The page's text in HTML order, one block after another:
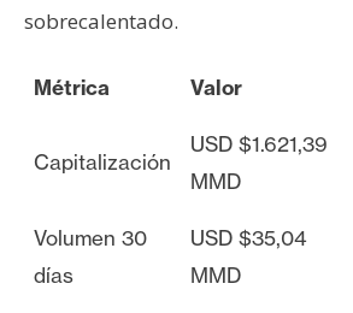
sobrecalentado.
Métrica Valor
Capitalización
USD $1.621,39
MMD
Volumen 30
días
USD $35,04
MMD